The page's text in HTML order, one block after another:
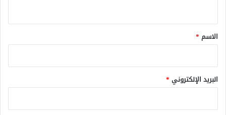
*
الاسم *
البريد الإلكتروني *